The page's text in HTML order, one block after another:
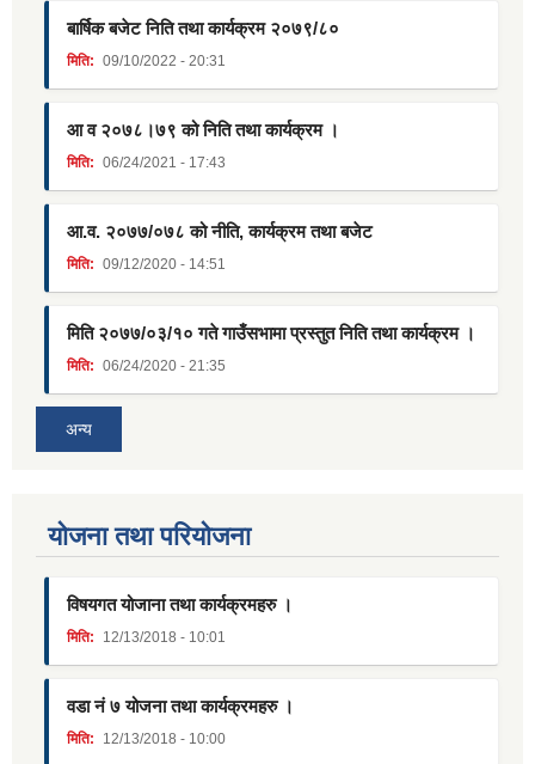
बार्षिक बजेट निति तथा कार्यक्रम २०७९/८०
मिति: 09/10/2022 - 20:31
आ व २०७८।७९ को निति तथा कार्यक्रम ।
मिति: 06/24/2021 - 17:43
आ.व. २०७७/०७८ को नीति, कार्यक्रम तथा बजेट
मिति: 09/12/2020 - 14:51
मिति २०७७/०३/१० गते गाउँसभामा प्रस्तुत निति तथा कार्यक्रम ।
मिति: 06/24/2020 - 21:35
अन्य
याेजना तथा परियाेजना
विषयगत योजाना तथा कार्यक्रमहरु ।
मिति: 12/13/2018 - 10:01
वडा नं ७ योजना तथा कार्यक्रमहरु ।
मिति: 12/13/2018 - 10:00